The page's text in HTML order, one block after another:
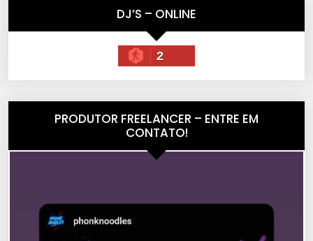
DJ’S – ONLINE
2
PRODUTOR FREELANCER – ENTRE EM
CONTATO!